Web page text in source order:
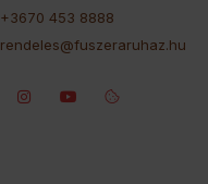
+3670 453 8888
rendeles@fuszeraruhaz.hu